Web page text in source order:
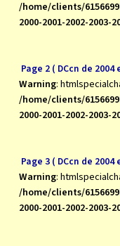
/home/clients/
2000-2001-2002-2003-
Page 2 ( DCcn de 2004
Warning:
/home/clients/
2000-2001-2002-2003-
Page 3 ( DCcn de 2004
Warning:
/home/clients/
2000-2001-2002-2003-